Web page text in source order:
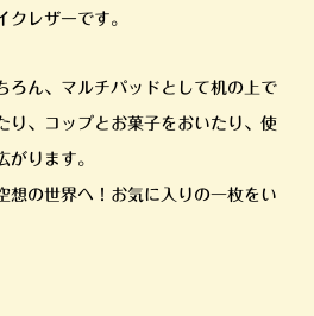
クレザーです。
ろん、マルチパッドとして机の上で
り、コップとお菓子をおいたり、使
がります。
想の世界へ！お気に入りの一枚をい